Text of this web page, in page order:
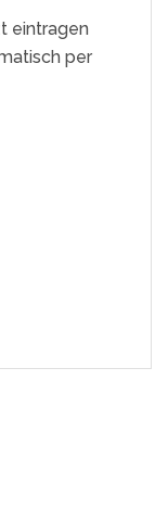
eintragen
per